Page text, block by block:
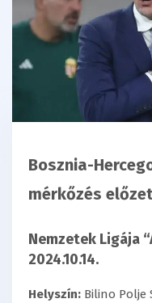
Bosznia-
mérkőzés
Nemzetek Ligája
2024.10.14.
Helyszín: Bilino Polje